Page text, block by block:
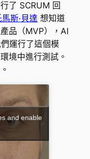
了 SCRUM 回
斯·貝達 想知道
品（MVP），AI
運行了這個模
境中進行測試。
and enable